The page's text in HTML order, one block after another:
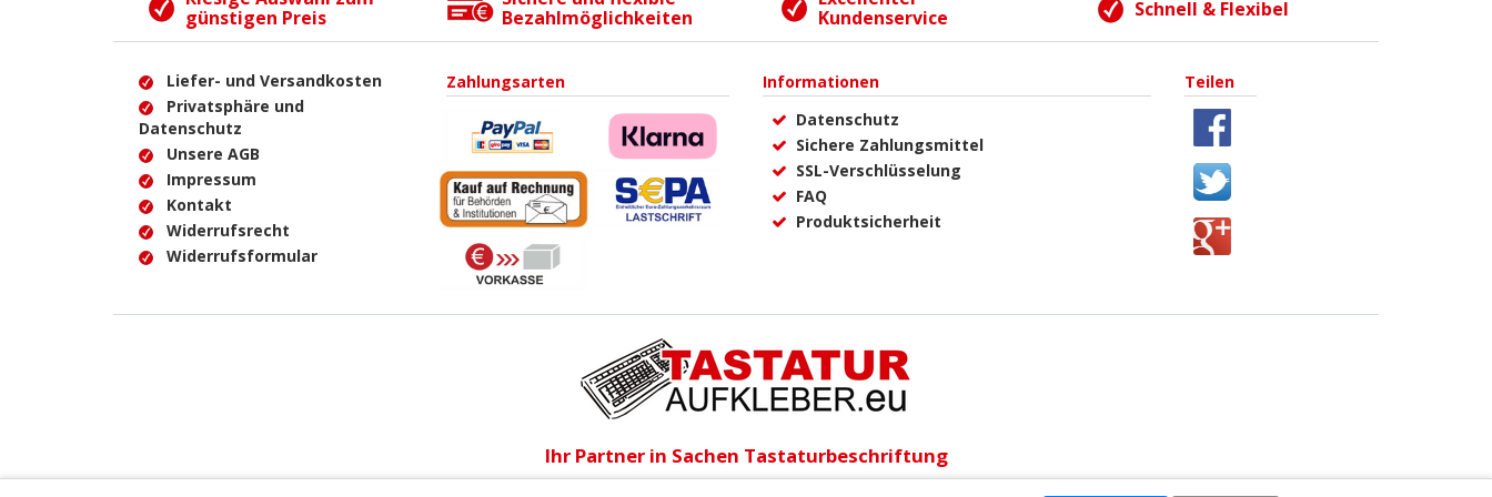
günstigen Preis
Bezahlmöglichkeiten
Kundenservice
Schnell & Flexibel
Liefer- und Versandkosten
Privatsphäre und
Datenschutz
Unsere AGB
Impressum
Kontakt
Widerrufsrecht
Widerrufsformular
Zahlungsarten
Informationen
Datenschutz
Sichere Zahlungsmittel
SSL-Verschlüsselung
FAQ
Produktsicherheit
Teilen
Ihr Partner in Sachen Tastaturbeschriftung